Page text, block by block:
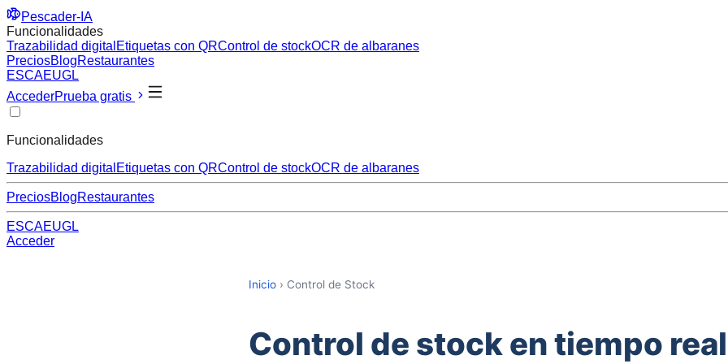
Pescader-IA
Funcionalidades
Trazabilidad digital Etiquetas con QRControl de stockOCR de albaranes
PreciosBlogRestaurantes
ESCAEUGL
AccederPrueba gratis
Funcionalidades
Trazabilidad digital Etiquetas con QRControl de stockOCR de albaranes
PreciosBlogRestaurantes
ESCAEUGL
Acceder
Inicio › Control de Stock
Control de stock en tiempo